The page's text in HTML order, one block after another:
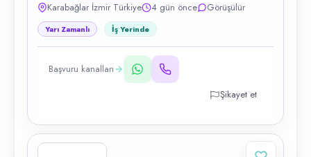
Karabağlar İzmir Türkiye
4 gün önce Görüşülür
Yarı Zamanlı İş Yerinde
Başvuru kanalları
Şikayet et